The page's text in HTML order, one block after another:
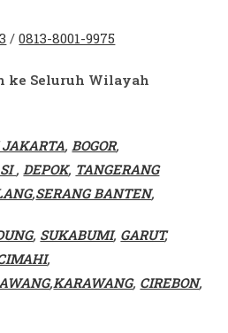
/0813-8001-9975
ke Seluruh Wilayah
,BOGOR,
,DEPOK, TANGERANG
,SERANG BANTEN,
, SUKABUMI, GARUT,
,
,KARAWANG, CIREBON,